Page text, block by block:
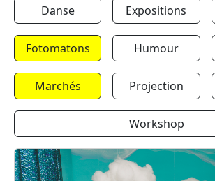
Danse Expositions
Fotomatons Humour
Marchés Projection
Workshop